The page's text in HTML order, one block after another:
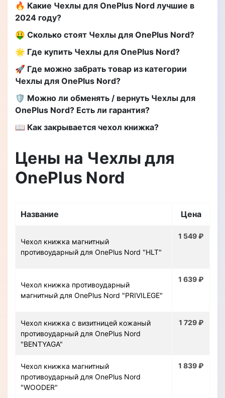
🔥 Какие Чехлы для OnePlus Nord лучшие в
2024 году?
🤑 Сколько стоят Чехлы для OnePlus Nord?
🌟 Где купить Чехлы для OnePlus Nord?
🚀 Где можно забрать товар из категории
Чехлы для OnePlus Nord?
🛡️ Можно ли обменять / вернуть Чехлы для
OnePlus Nord? Есть ли гарантия?
📖 Как закрывается чехол книжка?
Цены на Чехлы для
OnePlus Nord
Название Цена
Чехол книжка магнитный
противоударный для OnePlus Nord "HLT"
1 549 ₽
Чехол книжка противоударный
магнитный для OnePlus Nord "PRIVILEGE"
1 639 ₽
Чехол книжка с визитницей кожаный
противоударный для OnePlus Nord
"BENTYAGA"
1 729 ₽
Чехол книжка магнитный
противоударный для OnePlus Nord
"WOODER"
1 839 ₽